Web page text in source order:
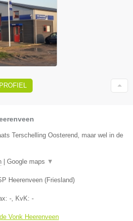
Terschelling Oosterend, maar wel in de
| Google maps ▼
Heerenveen (Friesland)
- , KvK: -
Vonk Heerenveen